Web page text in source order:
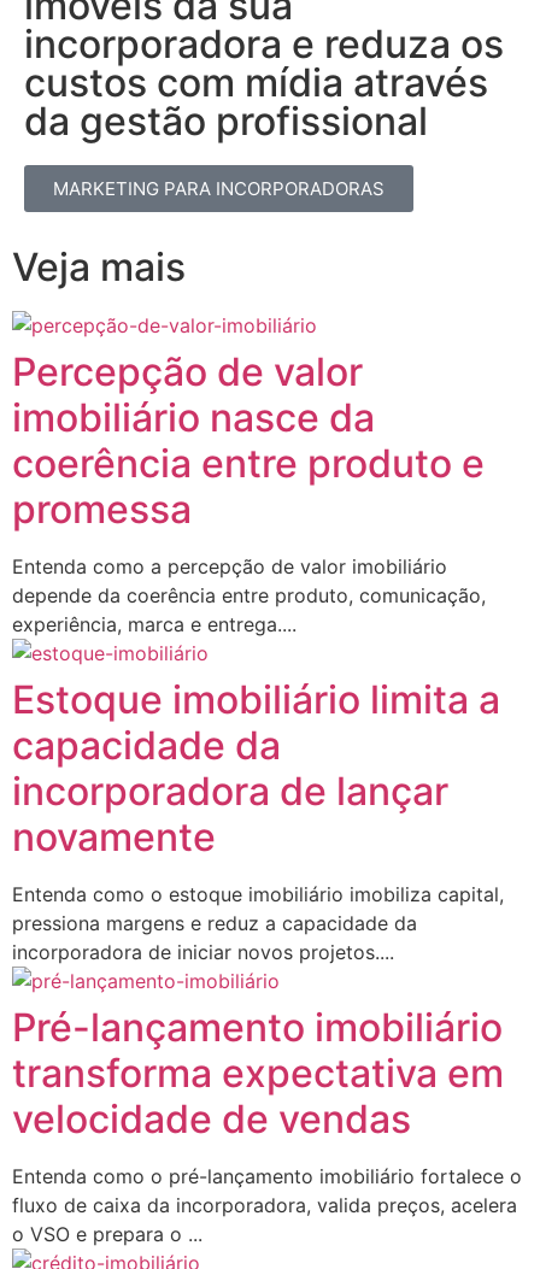
incorporadora e reduza os
custos com mídia através
da gestão profissional​
MARKETING PARA INCORPORADORAS
Veja mais
Percepção de valor
imobiliário nasce da
coerência entre produto e
promessa
Entenda como a percepção de valor imobiliário
depende da coerência entre produto, comunicação,
experiência, marca e entrega....
Estoque imobiliário limita a
capacidade da
incorporadora de lançar
novamente
Entenda como o estoque imobiliário imobiliza capital,
pressiona margens e reduz a capacidade da
incorporadora de iniciar novos projetos....
Pré-lançamento imobiliário
transforma expectativa em
velocidade de vendas
Entenda como o pré-lançamento imobiliário fortalece o
fluxo de caixa da incorporadora, valida preços, acelera
o VSO e prepara o ...